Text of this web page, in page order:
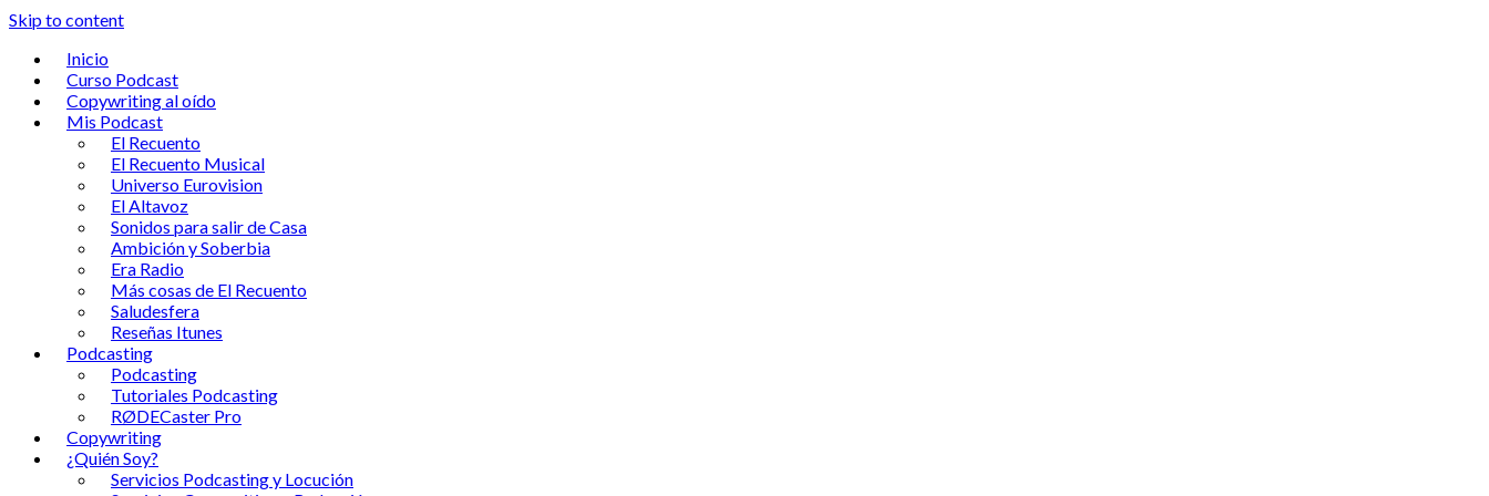
Skip to content
Inicio
Curso Podcast
Copywriting al oído
Mis Podcast
El Recuento
El Recuento Musical
Universo Eurovision
El Altavoz
Sonidos para salir de Casa
Ambición y Soberbia
Era Radio
Más cosas de El Recuento
Saludesfera
Reseñas Itunes
Podcasting
Podcasting
Tutoriales Podcasting
RØDECaster Pro
Copywriting
¿Quién Soy?
Servicios Podcasting y Locución